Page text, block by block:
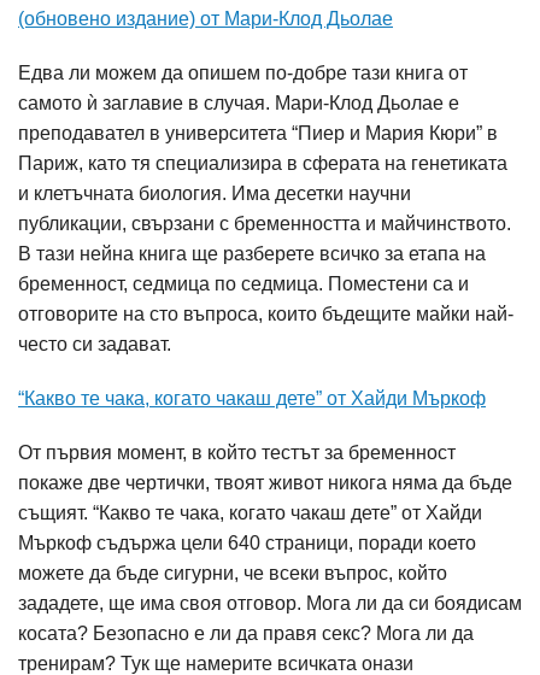
(обновено издание) от Мари-Клод Дьолае
Едва ли можем да опишем по-добре тази книга от
самото ѝ заглавие в случая. Мари-Клод Дьолае е
преподавател в университета “Пиер и Мария Кюри” в
Париж, като тя специализира в сферата на генетиката
и клетъчната биология. Има десетки научни
публикации, свързани с бременността и майчинството.
В тази нейна книга ще разберете всичко за етапа на
бременност, седмица по седмица. Поместени са и
отговорите на сто въпроса, които бъдещите майки най-
често си задават.
“Какво те чака, когато чакаш дете” от Хайди Мъркоф
От първия момент, в който тестът за бременност
покаже две чертички, твоят живот никога няма да бъде
същият. “Какво те чака, когато чакаш дете” от Хайди
Мъркоф съдържа цели 640 страници, поради което
можете да бъде сигурни, че всеки въпрос, който
зададете, ще има своя отговор. Мога ли да си боядисам
косата? Безопасно е ли да правя секс? Мога ли да
тренирам? Тук ще намерите всичката онази